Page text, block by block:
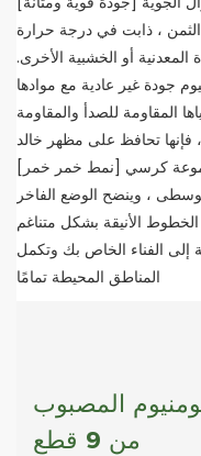
الثمن ، ذابت في درجة حرارة
أو الخشبية الأخرى.
جودة غير عادية مع موادها
المقاومة للصدأ والمقاومة
فإنها تحافظ على مظهر خالد
[نمط خمر خمر] طاولة الفناء ومجموعة كرسي Arlau مستوحاة من
، وينضح الوضع الفاخر
الأنيقة بشكل متناغم
إلى الفناء الخاص بك وتكمل
المناطق المحيطة تمامًا
المصبوب
من 9 قطع